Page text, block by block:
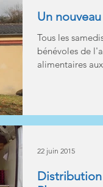
Un
Tous les
bénévoles de
alimentaires
22 juin 2015